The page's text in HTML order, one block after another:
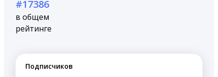
#17386
в общем
рейтинге
Подписчиков